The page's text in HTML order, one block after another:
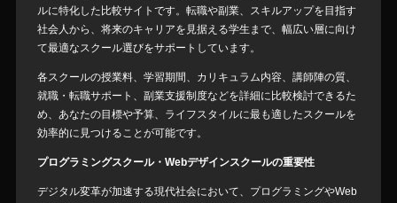
ルに特化した比較サイトです。転職や副業、スキルアップを目指す
社会人から、将来のキャリアを見据える学生まで、幅広い層に向け
て最適なスクール選びをサポートしています。
各スクールの授業料、学習期間、カリキュラム内容、講師陣の質、
就職・転職サポート、副業支援制度などを詳細に比較検討できるた
め、あなたの目標や予算、ライフスタイルに最も適したスクールを
効率的に見つけることが可能です。
プログラミングスクール・Webデザインスクールの重要性
デジタル変革が加速する現代社会において、プログラミングやWeb